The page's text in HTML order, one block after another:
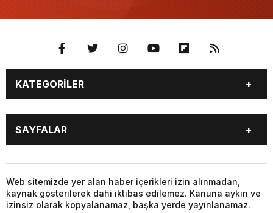
KATEGORİLER
GÜNDEM
SEKTÖR ÖZEL
DÜNYA
EKONOMİ
SPOR
SAYFALAR
DÜNYA
SİYASET
EKONOMİ
SPOR
Web sitemizde yer alan haber içerikleri izin alınmadan,
kaynak gösterilerek dahi iktibas edilemez. Kanuna aykırı ve
izinsiz olarak kopyalanamaz, başka yerde yayınlanamaz.